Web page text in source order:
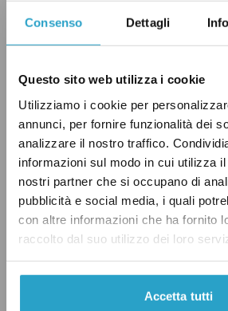
Consenso Dettagli
Questo sito web utilizza i cookie
Utilizziamo i cookie per
annunci, per fornire funzionalità dei
analizzare il nostro traffico.
informazioni sul modo in cui utilizza
nostri partner che si occupano di
pubblicità e social media, i quali
con altre informazioni che ha fornito
raccolto dal suo utilizzo dei loro
Accetta tutti
ha sostanzialmente ceduto ai
consentendo loro di creare la
gruppo Misto della Camera.
ha celebrato sui suoi profili
della componente di “Futuro
«Un risultato importante,
determinazione dal
Vannacci e dal Coordinatore
Massimiliano Simoni, che
dare a Futuro Nazionale una
più forte, riconoscibile e